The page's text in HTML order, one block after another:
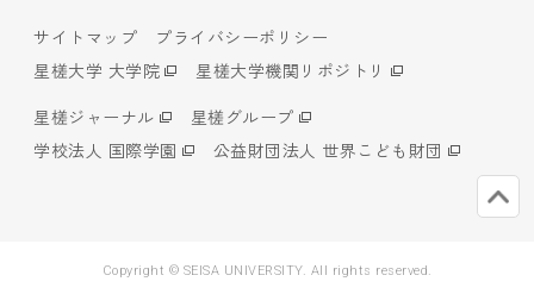
サイトマップ
プライバシーポリシー
星槎大学 大学院
星槎大学機関リポジトリ
星槎ジャーナル
星槎グループ
学校法人 国際学園
公益財団法人 世界こども財団
Copyright © SEISA UNIVERSITY. All rights reserved.